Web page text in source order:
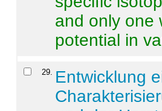
and only one
potential in
29. Entwicklung